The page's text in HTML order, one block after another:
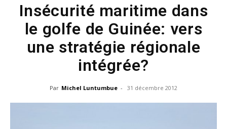
Insécurité maritime dans
le golfe de Guinée: vers
une stratégie régionale
intégrée?
Par Michel Luntumbue - 31 décembre 2012